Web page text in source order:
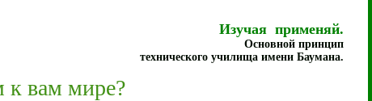
Изучая применяй.
Основной принцип
технического училища имени Баумана.
к вам мире?